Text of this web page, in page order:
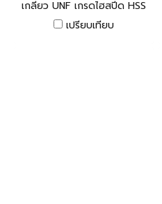
เกลียว UNF เกรดไฮสปีด HSS
เปรียบเทียบ